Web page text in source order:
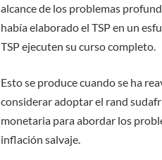
alcance de los problemas
había elaborado el TSP en un
TSP ejecuten su curso completo.
Esto se produce cuando se ha
considerar adoptar el rand
monetaria para abordar los
inflación salvaje.